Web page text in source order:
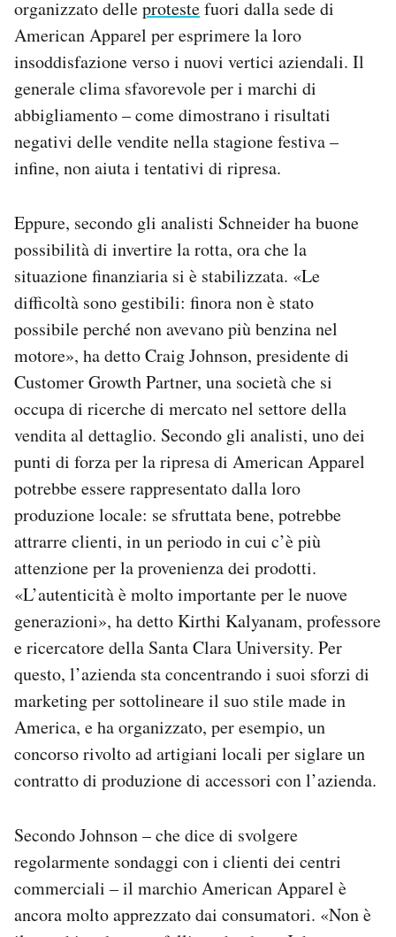
organizzato delleprotestefuori dalla sede di
American Apparel per esprimere la loro
insoddisfazione verso i nuovi vertici aziendali. Il
generale clima sfavorevole per i marchi di
abbigliamento – come dimostrano i risultati
negativi delle vendite nella stagione festiva –
infine, non aiuta i tentativi di ripresa.
Eppure, secondo gli analisti Schneider ha buone
possibilità di invertire la rotta, ora che la
situazione finanziaria si è stabilizzata. «Le
difficoltà sono gestibili: finora non è stato
possibile perché non avevano più benzina nel
motore», ha detto Craig Johnson, presidente di
Customer Growth Partner, una società che si
occupa di ricerche di mercato nel settore della
vendita al dettaglio. Secondo gli analisti, uno dei
punti di forza per la ripresa di American Apparel
potrebbe essere rappresentato dalla loro
produzione locale: se sfruttata bene, potrebbe
attrarre clienti, in un periodo in cui c’è più
attenzione per la provenienza dei prodotti.
«L’autenticità è molto importante per le nuove
generazioni», ha detto Kirthi Kalyanam, professore
e ricercatore della Santa Clara University. Per
questo, l’azienda sta concentrando i suoi sforzi di
marketing per sottolineare il suo stile made in
America, e ha organizzato, per esempio, un
concorso rivolto ad artigiani locali per siglare un
contratto di produzione di accessori con l’azienda.
Secondo Johnson – che dice di svolgere
regolarmente sondaggi con i clienti dei centri
commerciali – il marchio American Apparel è
ancora molto apprezzato dai consumatori. «Non è